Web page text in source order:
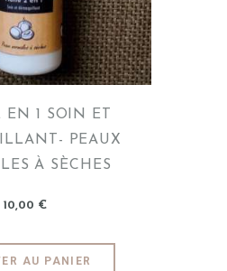
EN 1 SOIN ET
PEAUX
À SÈCHES
10,00 €
AU PANIER